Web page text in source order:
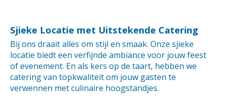
Sjieke Locatie met Uitstekende Catering
Bij ons draait alles om stijl en smaak. Onze sjieke
locatie biedt een verfijnde ambiance voor jouw feest
of evenement. En als kers op de taart, hebben we
catering van topkwaliteit om jouw gasten te
verwennen met culinaire hoogstandjes.